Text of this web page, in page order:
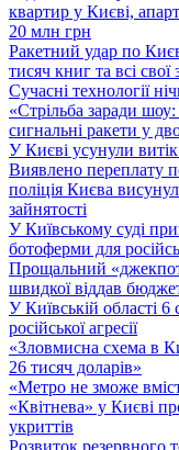
квартир у Києві,
20 млн грн
Ракетний удар по
тисяч книг та всі свої
Сучасні технології
«Стрільба заради
сигнальні ракети у
У Києві усунули витік
Виявлено переплату
поліція Києва
зайнятості
У Київському суді
ботоферми для
Прощальний
швидкої віддав
У Київській області
російської агресії
«Зловмисна схема в
26 тисяч доларів»
«Метро не зможе
«Квітнева» у Києві
укриттів